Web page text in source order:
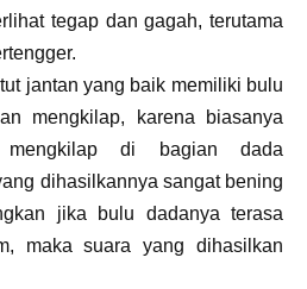
tegap dan gagah, terutama
jantan yang baik memiliki bulu
mengkilap, karena biasanya
di bagian dada
dihasilkannya sangat bening
jika bulu dadanya terasa
maka suara yang dihasilkan